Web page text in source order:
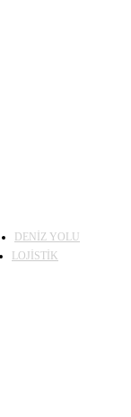
DENİZ YOLU
LOJİSTİK